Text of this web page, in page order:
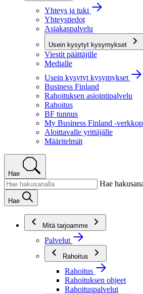
Yhteys ja tuki
Yhteystiedot
Asiakaspalvelu
Usein kysytyt kysymykset
Viestit päättäjille
Medialle
Usein kysytyt kysymykset
Business Finland
Rahoituksen asiointipalvelu
Rahoitus
BF tunnus
My Business Finland -
Aloittavalle yrittäjälle
Määritelmät
Hae
Hae
Hae
Mitä tarjoamme
Palvelut
Rahoitus
Rahoitus
Rahoituksen ohjeet
Rahoituspalvelut